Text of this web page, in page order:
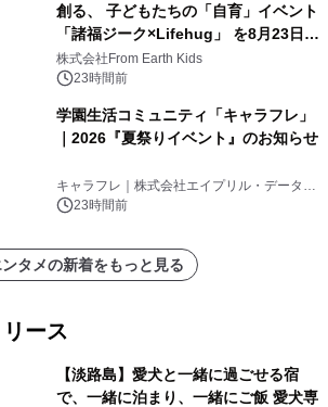
創る、 子どもたちの「自育」イベント
「諸福ジーク×Lifehug」 を8月23日
(日)開催
株式会社From Earth Kids
23時間前
学園生活コミュニティ「キャラフレ」
｜2026『夏祭りイベント』のお知らせ
キャラフレ｜株式会社エイプリル・データ・
デザインズ
23時間前
ンタメの新着をもっと見る
ース
【淡路島】愛犬と一緒に過ごせる宿
で、一緒に泊まり、一緒にご飯 愛犬専